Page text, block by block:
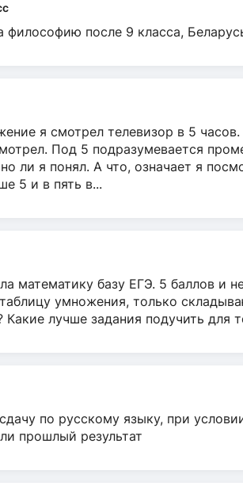
философию после 9 класса,
я смотрел телевизор в 5
Под 5 подразумевается
ли я понял. А что, означает я
5 и в пять в...
математику базу ЕГЭ. 5 баллов и
умножения, только
Какие лучше задания подучить для
по русскому языку, при
прошлый результат